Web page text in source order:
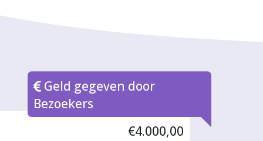
Geld gegeven door
Bezoekers
€4.000,00